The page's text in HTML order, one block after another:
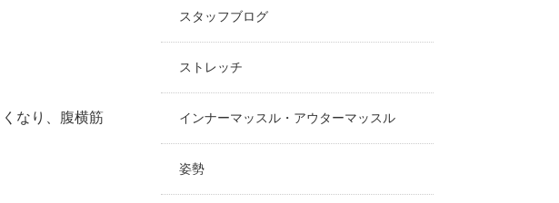
なり、腹横筋
スタッフブログ
ストレッチ
インナーマッスル・アウターマッスル
姿勢